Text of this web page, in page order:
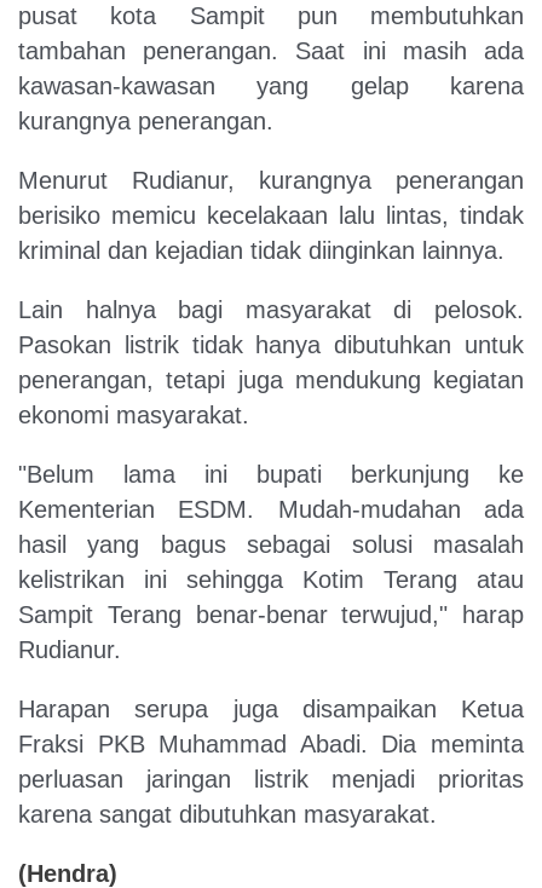
pusat kota Sampit pun membutuhkan
tambahan penerangan. Saat ini masih ada
kawasan-kawasan yang gelap karena
kurangnya penerangan.
Menurut Rudianur, kurangnya penerangan
berisiko memicu kecelakaan lalu lintas, tindak
kriminal dan kejadian tidak diinginkan lainnya.
Lain halnya bagi masyarakat di pelosok.
Pasokan listrik tidak hanya dibutuhkan untuk
penerangan, tetapi juga mendukung kegiatan
ekonomi masyarakat.
"Belum lama ini bupati berkunjung ke
Kementerian ESDM. Mudah-mudahan ada
hasil yang bagus sebagai solusi masalah
kelistrikan ini sehingga Kotim Terang atau
Sampit Terang benar-benar terwujud," harap
Rudianur.
Harapan serupa juga disampaikan Ketua
Fraksi PKB Muhammad Abadi. Dia meminta
perluasan jaringan listrik menjadi prioritas
karena sangat dibutuhkan masyarakat.
(Hendra)